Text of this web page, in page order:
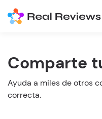
Comparte
Ayuda a miles de otros
correcta.